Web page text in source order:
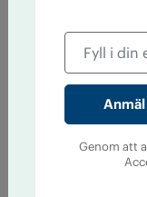
Genom att